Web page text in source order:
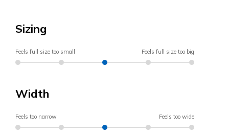
Sizing
Feels full size too small Feels full size too big
Width
Feels too narrow Feels too wide